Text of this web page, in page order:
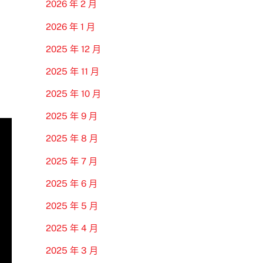
2026 年 2 月
2026 年 1 月
2025 年 12 月
2025 年 11 月
2025 年 10 月
2025 年 9 月
2025 年 8 月
2025 年 7 月
2025 年 6 月
2025 年 5 月
2025 年 4 月
2025 年 3 月